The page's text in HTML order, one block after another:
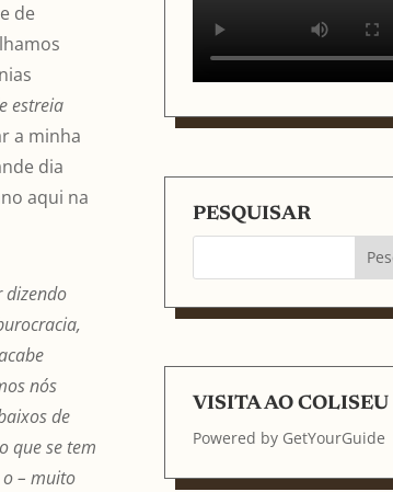
de
estreia
a minha
dia
aqui na
dizendo
nós
de
que se tem
– muito
PESQUISAR
VISITA AO COLISEU
Powered by GetYourGuide